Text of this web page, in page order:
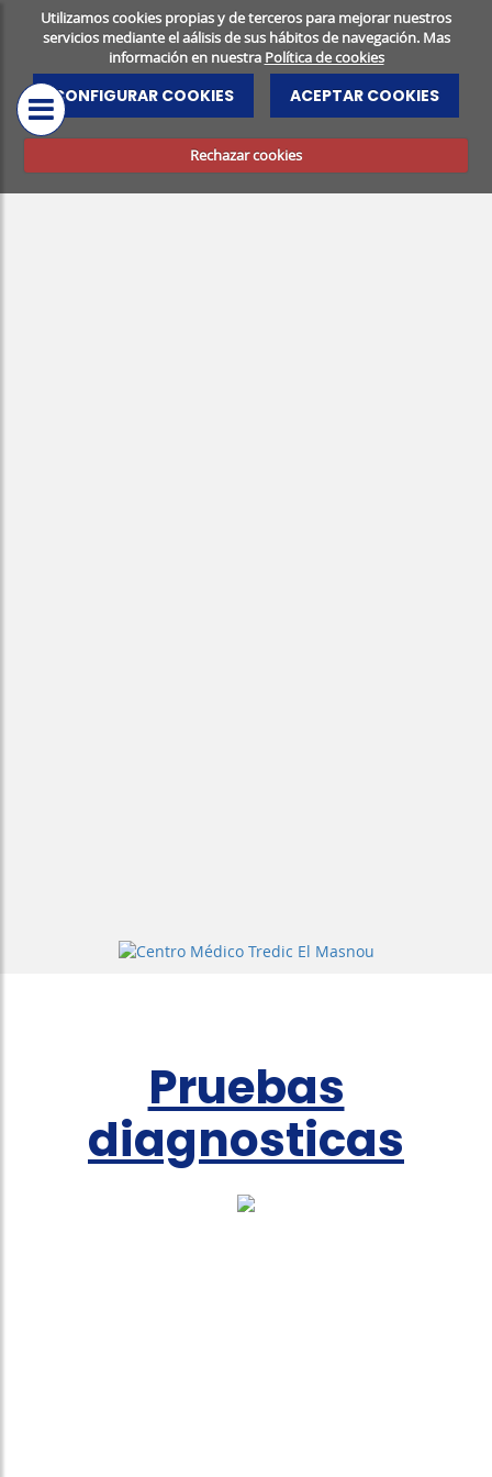
Utilizamos cookies propias y de terceros para mejorar nuestros
servicios mediante el aálisis de sus hábitos de navegación. Mas
información en nuestra Política de cookies
CONFIGURAR COOKIES ACEPTAR COOKIES
Rechazar cookies
CENTRO
MÉDICO
PRUEBAS
DIAGNÓSTICAS
RESONANCIA
MAGNÉTICA
Pruebas
diagnosticas